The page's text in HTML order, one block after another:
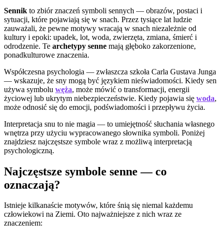
Sennik to zbiór znaczeń symboli sennych — obrazów, postaci i
sytuacji, które pojawiają się w snach. Przez tysiące lat ludzie
zauważali, że pewne motywy wracają w snach niezależnie od
kultury i epoki: upadek, lot, woda, zwierzęta, zmiana, śmierć i
odrodzenie. Te archetypy senne mają głęboko zakorzenione,
ponadkulturowe znaczenia.
Współczesna psychologia — zwłaszcza szkoła Carla Gustava Junga
— wskazuje, że sny mogą być językiem nieświadomości. Kiedy sen
używa symbolu węża, może mówić o transformacji, energii
życiowej lub ukrytym niebezpieczeństwie. Kiedy pojawia się woda,
może odnosić się do emocji, podświadomości i przepływu życia.
Interpretacja snu to nie magia — to umiejętność słuchania własnego
wnętrza przy użyciu wypracowanego słownika symboli. Poniżej
znajdziesz najczęstsze symbole wraz z możliwą interpretacją
psychologiczną.
Najczęstsze symbole senne — co
oznaczają?
Istnieje kilkanaście motywów, które śnią się niemal każdemu
człowiekowi na Ziemi. Oto najważniejsze z nich wraz ze
znaczeniem: